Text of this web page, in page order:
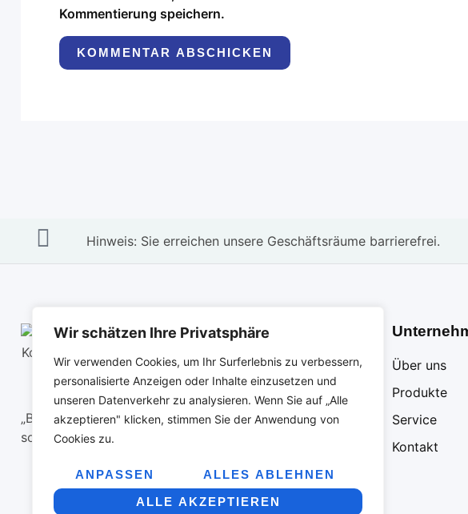
Wir schätzen Ihre Privatsphäre
Wir verwenden Cookies, um Ihr Surferlebnis zu verbessern,
personalisierte Anzeigen oder Inhalte einzusetzen und
unseren Datenverkehr zu analysieren. Wenn Sie auf „Alle
akzeptieren" klicken, stimmen Sie der Anwendung von
Cookies zu.
ANPASSEN
ALLES ABLEHNEN
ALLE AKZEPTIEREN
Kommentierung speichern.
Hinweis: Sie erreichen unsere Geschäftsräume barrierefrei.
„Bei uns bekommen Sie nicht die teuerste Brille,
sondern die, die Sie brauchen“
Über uns
Produkte
Service
Kontakt